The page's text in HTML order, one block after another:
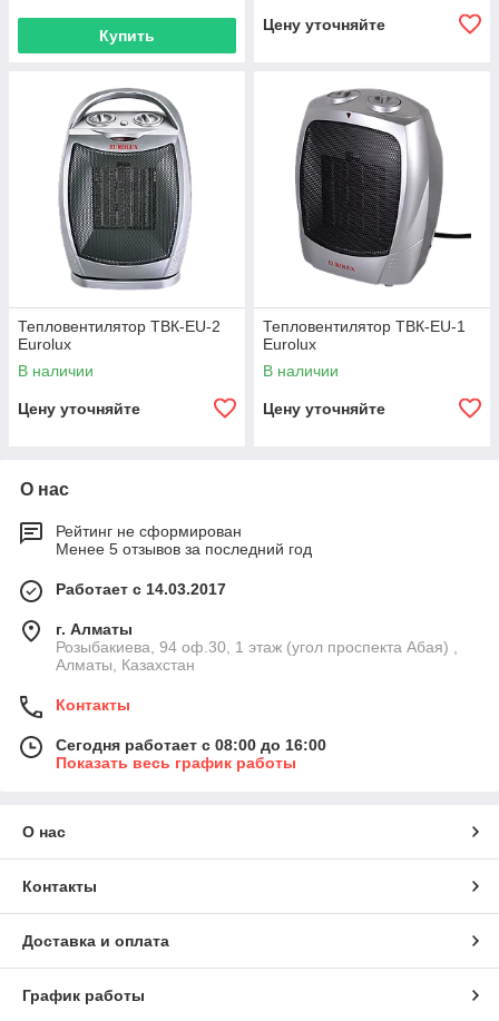
Купить
Цену уточняйте
Тепловентилятор ТВК-EU-2
Eurolux
В наличии
Цену уточняйте
Тепловентилятор ТВК-EU-1
Eurolux
В наличии
Цену уточняйте
О нас
Рейтинг не сформирован
Менее 5 отзывов за последний год
Работает с 14.03.2017
г. Алматы
Розыбакиева, 94 оф.30, 1 этаж (угол проспекта Абая) ,
Алматы, Казахстан
Контакты
Сегодня работает с 08:00 до 16:00
Показать весь график работы
О нас
Контакты
Доставка и оплата
График работы